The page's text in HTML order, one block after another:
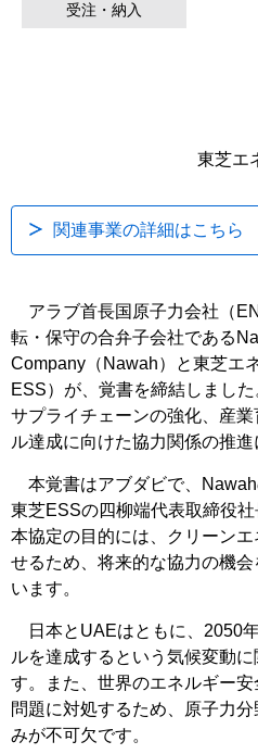
受注・納入
東芝エ
関連事業の詳細はこちら
アラブ首長国原子力会社（
転・保守の合弁子会社である
Company（Nawah）と東芝エ
ESS）が、覚書を締結しました
サプライチェーンの強化、産
ル達成に向けた協力関係の推進
本覚書はアブダビで、
東芝ESSの四柳端代表取締役社
本協定の目的には、クリーン
せるため、将来的な協力の機
います。
日本とUAEはともに、2050
ルを達成するという気候変動
す。また、世界のエネルギー
問題に対処するため、原子力
みが不可欠です。